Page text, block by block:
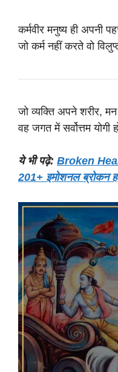
कर्मवीर मनुष्य ही अपनी
जो कर्म नहीं करते वो
जो व्यक्ति अपने शरीर,
वह जगत में सर्वोत्तम योगी
ये भी पढ़े: Broken
201+ इमोशनल ब्रोकन